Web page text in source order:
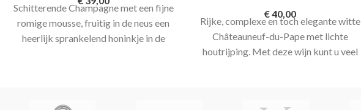
Schitterende Champagne met een fijne
romige mousse, fruitig in de neus een
heerlijk sprankelend honinkje in de
€40,00
Rijke, complexe en toch elegante witte
Châteauneuf-du-Pape met lichte
houtrijping. Met deze wijn kunt u veel